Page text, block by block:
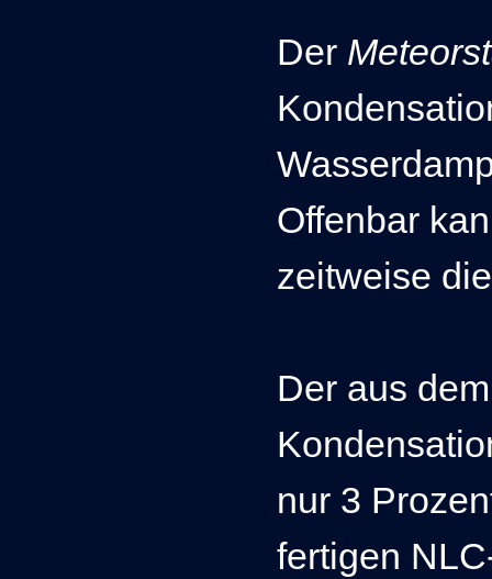
Der
Offenbar
zeitweise
Der aus
nur 3
fertigen